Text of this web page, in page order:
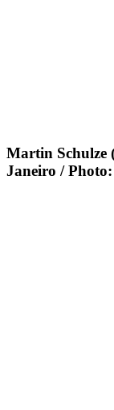
Martin Schulze
Janeiro /